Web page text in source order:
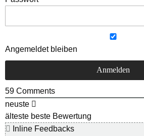
Angemeldet bleiben
59 Comments
neuste
älteste beste Bewertung
Inline Feedbacks